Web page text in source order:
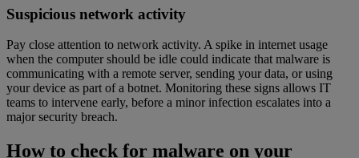
Suspicious network activity
Pay close attention to network activity. A spike in internet usage
when the computer should be idle could indicate that malware is
communicating with a remote server, sending your data, or using
your device as part of a botnet. Monitoring these signs allows IT
teams to intervene early, before a minor infection escalates into a
major security breach.
How to check for malware on your